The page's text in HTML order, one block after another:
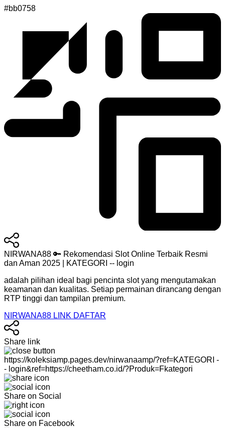
#bb0758
NIRWANA88 🔑 Rekomendasi Slot Online Terbaik Resmi
dan Aman 2025 | KATEGORI -- login
adalah pilihan ideal bagi pencinta slot yang mengutamakan
keamanan dan kualitas. Setiap permainan dirancang dengan
RTP tinggi dan tampilan premium.
NIRWANA88 LINK DAFTAR
Share link
https://koleksiamp.pages.dev/nirwanaamp/?ref=KATEGORI -
- login&ref=https://cheetham.co.id/?Produk=Fkategori
Share on Social
Share on Facebook